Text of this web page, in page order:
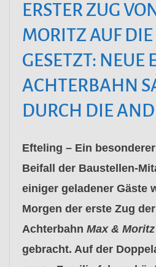
ERSTER ZUG
MORITZ AUF
GESETZT: NEUE
ACHTERBAHN
DURCH DIE
Efteling – Ein
Beifall der Baustellen-
einiger geladener Gäste
Morgen der erste Zug
Achterbahn Max & Moritz
gebracht. Auf der